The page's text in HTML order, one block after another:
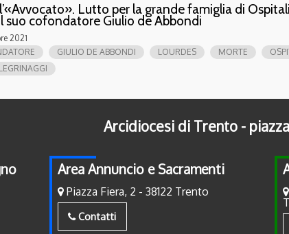
Lutto per la grande famiglia di
suo cofondatore Giulio de Abbondi
2021
GIULIO DE ABBONDI LOURDES MORTE
Arcidiocesi di Trento -
Area Annuncio e Sacramenti
Piazza Fiera, 2 - 38122 Trento
Contatti